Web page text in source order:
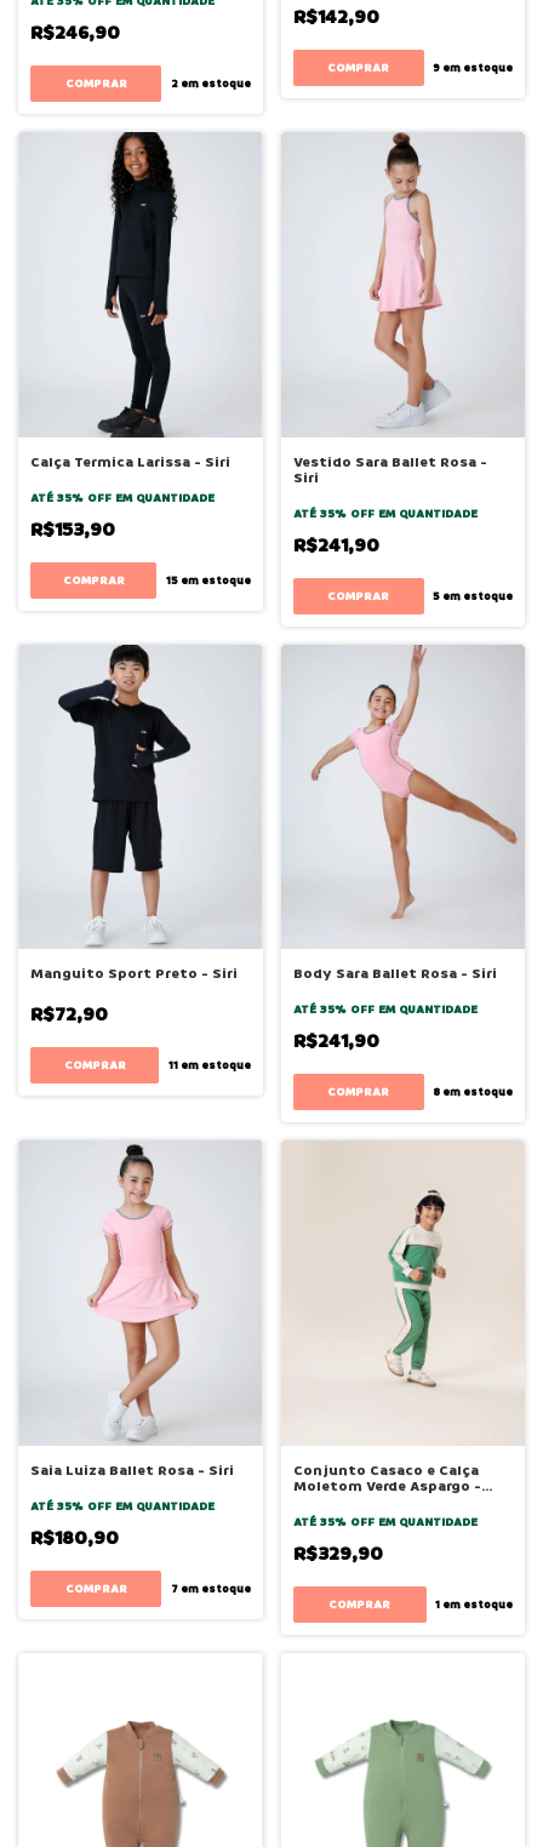
R$246,90
COMPRAR 2em estoque
R$142,90
COMPRAR 9 em estoque
Calça Termica Larissa - Siri
ATÉ 35% OFF EM QUANTIDADE
R$153,90
COMPRAR 15em estoque
Vestido Sara Ballet Rosa -
Siri
ATÉ 35% OFF EM QUANTIDADE
R$241,90
COMPRAR 5 em estoque
Manguito Sport Preto - Siri
R$72,90
COMPRAR 11em estoque
Body Sara Ballet Rosa - Siri
ATÉ 35% OFF EM QUANTIDADE
R$241,90
COMPRAR 8 em estoque
Saia Luiza Ballet Rosa - Siri
ATÉ 35% OFF EM QUANTIDADE
R$180,90
COMPRAR 7em estoque
Conjunto Casaco e Calça
Moletom Verde Aspargo -
ATÉ 35% OFF EM QUANTIDADE
R$329,90
COMPRAR 1 em estoque